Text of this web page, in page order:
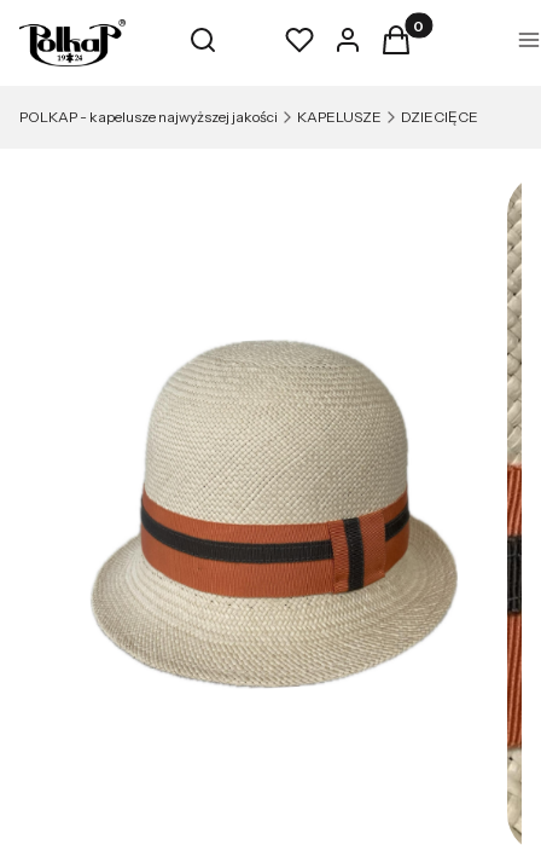
Otwórz wyszukiwarkę
Szukaj UlubioneZaloguj sięProdukty w
Koszyk
POLKAP - kapelusze najwyższej jakości KAPELUSZE DZIECIĘCE